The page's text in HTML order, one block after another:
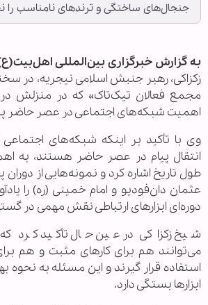
جنجال‌های ساختگی و ترندهای نامناسب را
به گزارش خبرگزاری بین‌المللی اهل‌بیت(ع)
زکزاکی، رهبر جنبش اسلامی نیجریه، در
مجمع فعالان تیک‌تاک» که در منزلش در
اهمیت شبکه‌های اجتماعی در عصر حاضر
وی با تأکید بر اینکه شبکه‌های اجتماعی
انتقال پیام در عصر حاضر هستند، به
طول تاریخ اشاره کرد و نمونه‌هایی از
عثمان دان‌فودیو و امام خمینی (ره) را
دوره‌ای ابزارهای ارتباطی نقش مهمی در
شیخ زکزاکی در عین حال تأکید کرد
می‌توانند هم برای کارهای مثبت و هم
استفاده قرار گیرند و این مسئله به نحوه
ابزارها بستگی دارد.